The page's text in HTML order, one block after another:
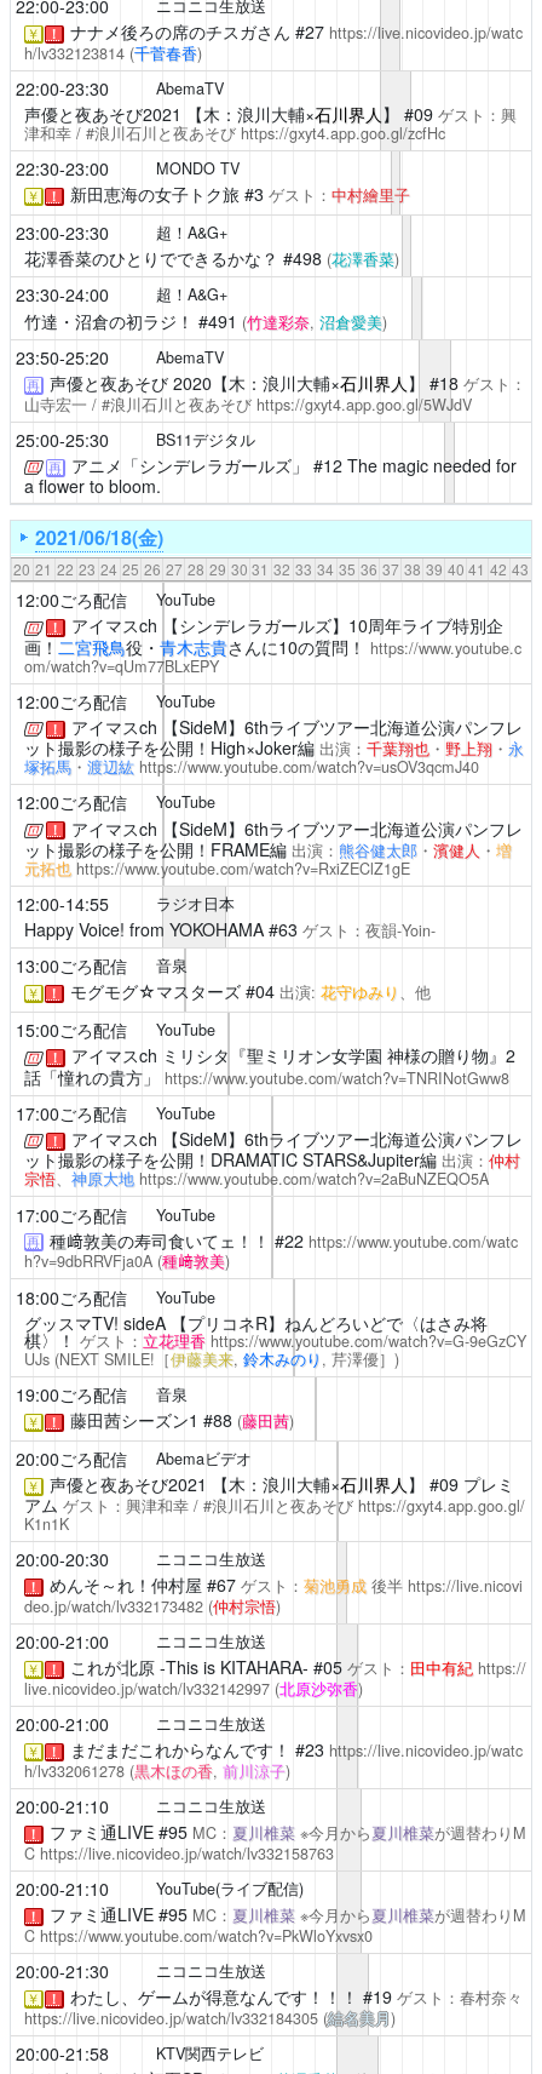
22:00-23:00 ニコニコ生放送
￥ ！ ナナメ後ろの席のチスガさん #27 https://live.nicovideo.jp/watc
h/lv332123814 (千菅春香)
22:00-23:30 AbemaTV
声優と夜あそび2021 【木：浪川大輔×石川界人 】 #09 ゲスト：興
津和幸 / #浪川石川と夜あそび https://gxyt4.app.goo.gl/zcfHc
22:30-23:00 MONDO TV
￥ ！ 新田恵海の女子トク旅 #3 ゲスト： 中村繪里子
23:00-23:30 超！A&G+
花澤香菜のひとりでできるかな？ #498 (花澤香菜)
23:30-24:00 超！A&G+
竹達・沼倉の初ラジ！ #491 (竹達彩奈, 沼倉愛美)
23:50-25:20 AbemaTV
再 声優と夜あそび2020【木：浪川大輔×石川界人 】 #18 ゲスト：
山寺宏一 / #浪川石川と夜あそび https://gxyt4.app.goo.gl/5WJdV
25:00-25:30 BS11デジタル
再 アニメ「シンデレラガールズ」 #12 The magic needed for
a flower to bloom.
2021/06/18(金)
20 21 22 23 24 25 26 27 28 29 30 31 32 33 34 35 36 37 38 39 40 41 42 43
12:00ごろ配信 YouTube
！ アイマスch 【シンデレラガールズ】10周年ライブ特別企
画！ 二宮飛鳥役・ 青木志貴さんに10の質問！
https://www.youtube.c
om/watch?v=qUm77BLxEPY
12:00ごろ配信 YouTube
！ アイマスch 【SideM】6thライブツアー北海道公演パンフレ
ット撮影の様子を公開！High×Joker編 出演： 千葉翔也・ 野上翔・ 永
塚拓馬・ 渡辺紘 https://www.youtube.com/watch?v=usOV3qcmJ40
12:00ごろ配信 YouTube
！ アイマスch 【SideM】6thライブツアー北海道公演パンフレ
ット撮影の様子を公開！FRAME編 出演： 熊谷健太郎・ 濱健人 ・ 増
元拓也 https://www.youtube.com/watch?v=RxiZEClZ1gE
12:00-14:55 ラジオ日本
Happy Voice! from YOKOHAMA#63 ゲスト：夜韻-Yoin-
13:00ごろ配信 音泉
￥ ！ モグモグ☆マスターズ#04 出演: 花守ゆみり 、他
15:00ごろ配信 YouTube
！ アイマスch ミリシタ『聖ミリオン女学園 神様の贈り物』2
話「憧れの貴方」
https://www.youtube.com/watch?v=TNRINotGww8
17:00ごろ配信 YouTube
！ アイマスch 【SideM】6thライブツアー北海道公演パンフレ
ット撮影の様子を公開！DRAMATIC STARS&Jupiter編 出演： 仲村
宗悟、 神原大地 https://www.youtube.com/watch?v=2aBuNZEQO5A
17:00ごろ配信 YouTube
再 種﨑敦美の寿司食いてェ！！ #22 https://www.youtube.com/watc
h?v=9dbRRVFja0A (種﨑敦美)
18:00ごろ配信 YouTube
グッスマTV! sideA【プリコネR】ねんどろいどで〈はさみ将
棋〉！ ゲスト： 立花理香 https://www.youtube.com/watch?v=G-9eGzCY
UJs (NEXT SMILE!［伊藤美来, 鈴木みのり , 芹澤優］)
19:00ごろ配信 音泉
￥ ！ 藤田茜シーズン1 #88 (藤田茜)
20:00ごろ配信 Abemaビデオ
￥ 声優と夜あそび2021 【木：浪川大輔×石川界人 】 #09 プレミ
アム ゲスト：興津和幸 / #浪川石川と夜あそび https://gxyt4.app.goo.gl/
K1n1K
20:00-20:30 ニコニコ生放送
！ めんそ～れ！仲村屋 #67 ゲスト： 菊池勇成 後半 https://live.nicovi
deo.jp/watch/lv332173482 (仲村宗悟)
20:00-21:00 ニコニコ生放送
￥ ！ これが北原 -This is KITAHARA- #05 ゲスト： 田中有紀 https://
live.nicovideo.jp/watch/lv332142997 (北原沙弥香)
20:00-21:00 ニコニコ生放送
￥ ！ まだまだこれからなんです！ #23 https://live.nicovideo.jp/watc
h/lv332061278 (黒木ほの香, 前川涼子)
20:00-21:10 ニコニコ生放送
！ ファミ通LIVE#95 MC： 夏川椎菜※今月から夏川椎菜が週替わりM
C https://live.nicovideo.jp/watch/lv332158763
20:00-21:10 YouTube(ライブ配信)
！ ファミ通LIVE#95 MC： 夏川椎菜※今月から夏川椎菜が週替わりM
C https://www.youtube.com/watch?v=PkWloYxvsx0
20:00-21:30 ニコニコ生放送
￥ ！ わたし、ゲームが得意なんです！！！ #19 ゲスト：春村奈々
https://live.nicovideo.jp/watch/lv332184305 (結名美月)
20:00-21:58 KTV関西テレビ